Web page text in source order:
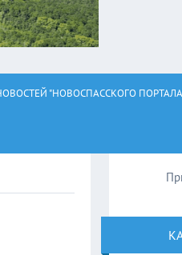
"НОВОСПАССКОГО